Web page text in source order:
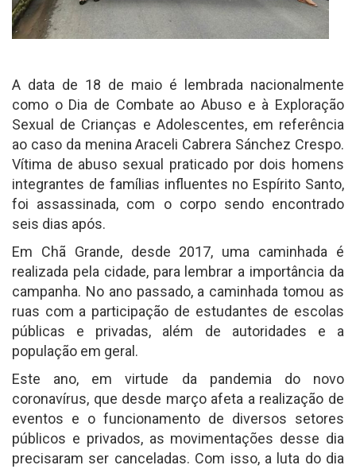
A data de 18 de maio é lembrada nacionalmente
como o Dia de Combate ao Abuso e à Exploração
Sexual de Crianças e Adolescentes, em referência
ao caso da menina Araceli Cabrera Sánchez Crespo.
Vítima de abuso sexual praticado por dois homens
integrantes de famílias influentes no Espírito Santo,
foi assassinada, com o corpo sendo encontrado
seis dias após.
Em Chã Grande, desde 2017, uma caminhada é
realizada pela cidade, para lembrar a importância da
campanha. No ano passado, a caminhada tomou as
ruas com a participação de estudantes de escolas
públicas e privadas, além de autoridades e a
população em geral.
Este ano, em virtude da pandemia do novo
coronavírus, que desde março afeta a realização de
eventos e o funcionamento de diversos setores
públicos e privados, as movimentações desse dia
precisaram ser canceladas. Com isso, a luta do dia